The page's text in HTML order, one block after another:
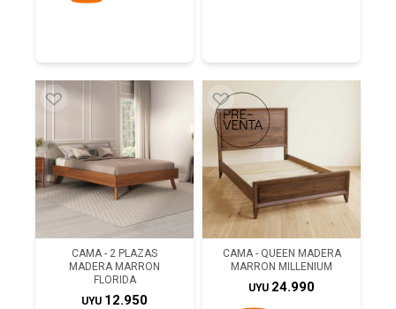
CAMA - 2 PLAZAS
MADERA MARRON
FLORIDA
UYU 12.950
CAMA - QUEEN MADERA
MARRON MILLENIUM
UYU 24.990